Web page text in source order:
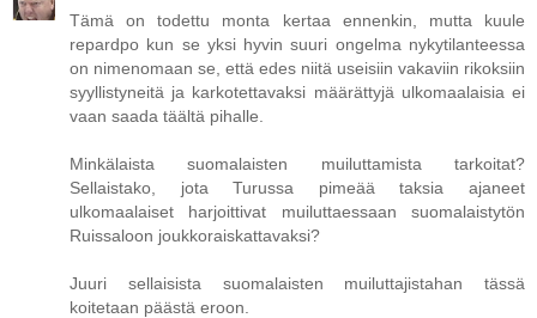
Tämä on todettu monta kertaa ennenkin, mutta kuule
repardpo kun se yksi hyvin suuri ongelma nykytilanteessa
on nimenomaan se, että edes niitä useisiin vakaviin rikoksiin
syyllistyneitä ja karkotettavaksi määrättyjä ulkomaalaisia ei
vaan saada täältä pihalle.
Minkälaista suomalaisten muiluttamista tarkoitat?
Sellaistako, jota Turussa pimeää taksia ajaneet
ulkomaalaiset harjoittivat muiluttaessaan suomalaistytön
Ruissaloon joukkoraiskattavaksi?
Juuri sellaisista suomalaisten muiluttajistahan tässä
koitetaan päästä eroon.